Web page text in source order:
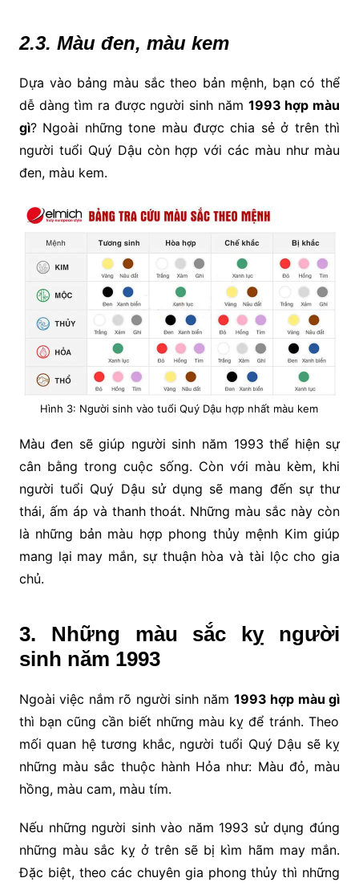
2.3. Màu đen, màu kem
Dựa vào bảng màu sắc theo bản mệnh, bạn có thể
dễ dàng tìm ra được người sinh năm 1993 hợp màu
gì? Ngoài những tone màu được chia sẻ ở trên thì
người tuổi Quý Dậu còn hợp với các màu như màu
đen, màu kem.
Hình 3: Người sinh vào tuổi Quý Dậu hợp nhất màu kem
Màu đen sẽ giúp người sinh năm 1993 thể hiện sự
cân bằng trong cuộc sống. Còn với màu kèm, khi
người tuổi Quý Dậu sử dụng sẽ mang đến sự thư
thái, ấm áp và thanh thoát. Những màu sắc này còn
là những bản màu hợp phong thủy mệnh Kim giúp
mang lại may mắn, sự thuận hòa và tài lộc cho gia
chủ.
3. Những màu sắc kỵ người
sinh năm 1993
Ngoài việc nắm rõ người sinh năm 1993 hợp màu gì
thì bạn cũng cần biết những màu kỵ để tránh. Theo
mối quan hệ tương khắc, người tuổi Quý Dậu sẽ kỵ
những màu sắc thuộc hành Hỏa như: Màu đỏ, màu
hồng, màu cam, màu tím.
Nếu những người sinh vào năm 1993 sử dụng đúng
những màu sắc kỵ ở trên sẽ bị kìm hãm may mắn.
Đặc biệt, theo các chuyên gia phong thủy thì những